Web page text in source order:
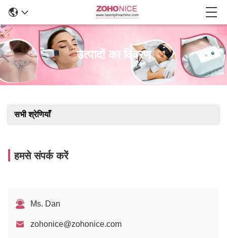
उत्पादों का विवरण
सभी श्रेणियाँ
हमसे संपर्क करें
Ms. Dan
zohonice@zohonice.com